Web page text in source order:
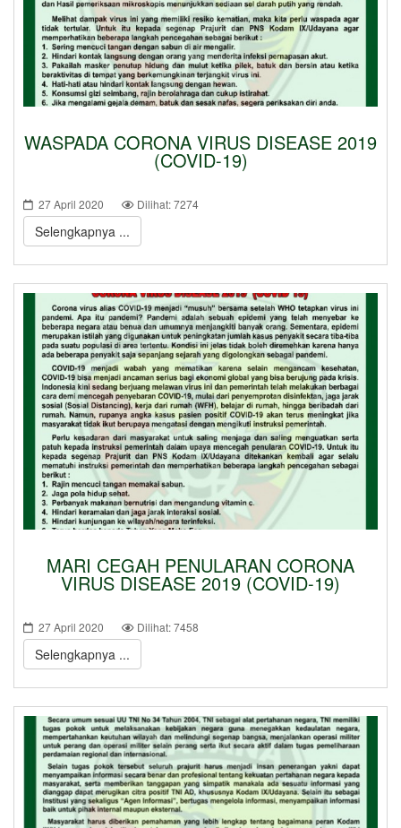
WASPADA CORONA VIRUS DISEASE 2019
(COVID-19)
27 April 2020 Dilihat: 7274
Selengkapnya ...
MARI CEGAH PENULARAN CORONA
VIRUS DISEASE 2019 (COVID-19)
27 April 2020 Dilihat: 7458
Selengkapnya ...